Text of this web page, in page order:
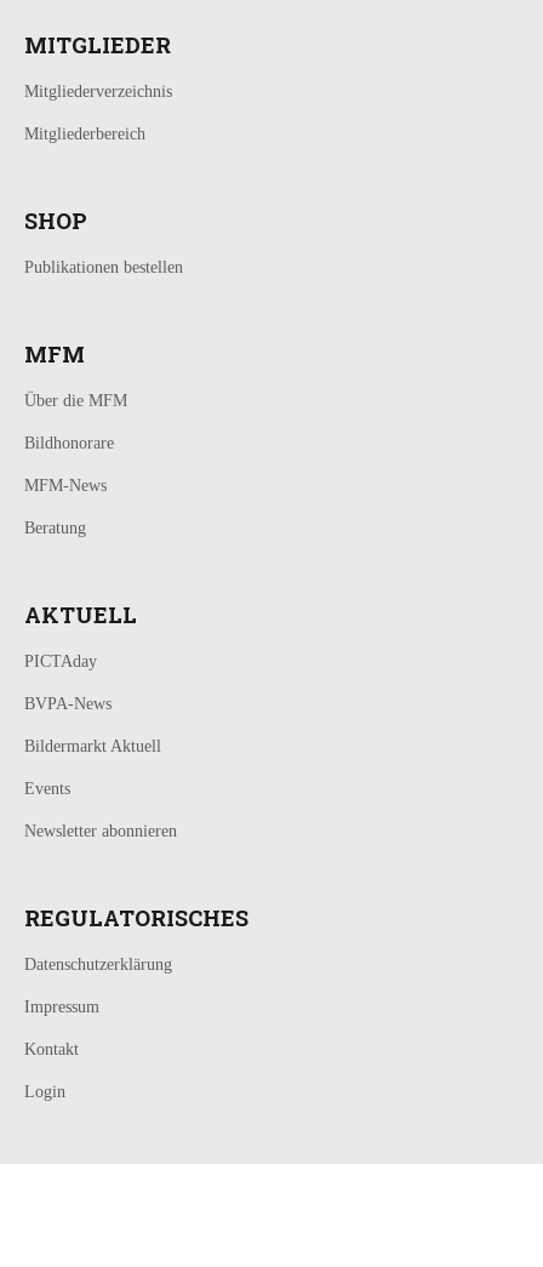
MITGLIEDER
Mitgliederverzeichnis
Mitgliederbereich
SHOP
Publikationen bestellen
MFM
Über die MFM
Bildhonorare
MFM-News
Beratung
AKTUELL
PICTAday
BVPA-News
Bildermarkt Aktuell
Events
Newsletter abonnieren
REGULATORISCHES
Datenschutzerklärung
Impressum
Kontakt
Login